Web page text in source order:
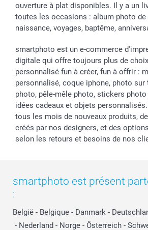
ouverture à plat disponibles. Il y a un
toutes les occasions : album photo de
naissance, voyages, baptême,
smartphoto est un e-commerce
digitale qui offre toujours plus de
personnalisé fun à créer, fun à offrir :
personnalisé, coque iphone, photo
photo, pêle-mêle photo, stickers photo
idées cadeaux et objets
tous les mois de nouveaux produits,
créés par nos designers, et des
selon les retours et besoins de nos
smartphoto est présent
:
België - Belgique - Danmark -
- Nederland - Norge - Österreich -